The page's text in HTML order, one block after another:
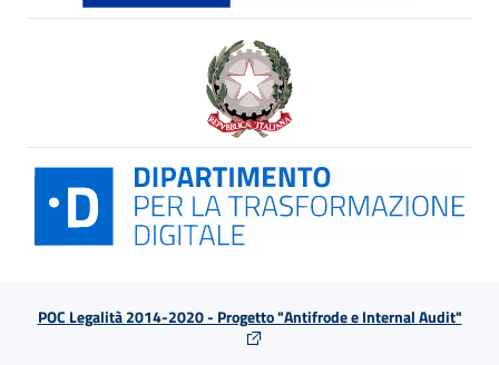
POC Legalità 2014-2020 - Progetto "Antifrode e Internal Audit"